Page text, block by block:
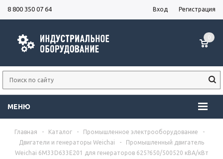
8 800 350 07 64 Вход Регистрация
МЕНЮ
0
Главная - Каталог - Промышленное электрооборудование
-
Двигатели и генераторы Weichai
-
Промышленный двигатель
Weichai 6M33D633E201 для генераторов 625?650/500520 кВА/кВт